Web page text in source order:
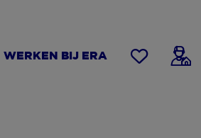
WERKEN BIJ ERA